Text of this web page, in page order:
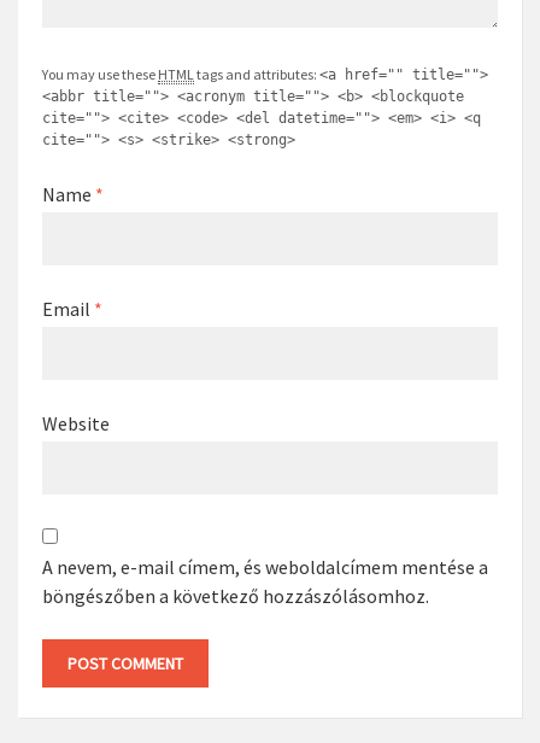
You may use these HTMLtags and attributes: <a href="" title="">
<abbr title=""> <acronym title=""> <b> <blockquote
cite=""> <cite> <code> <del datetime=""> <em> <i> <q
cite=""> <s> <strike> <strong>
Name *
Email *
Website
A nevem, e-mail címem, és weboldalcímem mentése a
böngészőben a következő hozzászólásomhoz.